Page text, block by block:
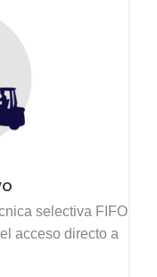
selectiva FIFO
acceso directo a